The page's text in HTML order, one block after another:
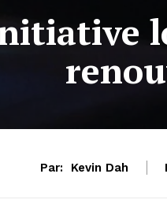
Par: Kevin Dah